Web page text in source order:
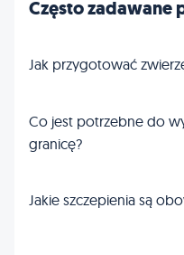
Często zadawane
Jak przygotować
Co jest potrzebne do
granicę?
Jakie szczepienia są